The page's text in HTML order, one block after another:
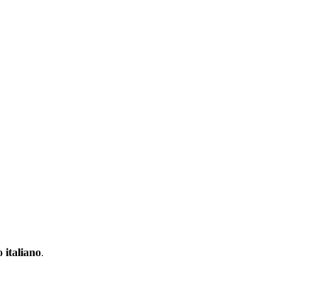
italiano.